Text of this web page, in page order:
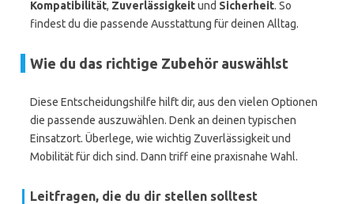
Kompatibilität, Zuverlässigkeitund Sicherheit. So
findest du die passende Ausstattung für deinen Alltag.
Wie du das richtige Zubehör auswählst
Diese Entscheidungshilfe hilft dir, aus den vielen Optionen
die passende auszuwählen. Denk an deinen typischen
Einsatzort. Überlege, wie wichtig Zuverlässigkeit und
Mobilität für dich sind. Dann triff eine praxisnahe Wahl.
Leitfragen, die du dir stellen solltest